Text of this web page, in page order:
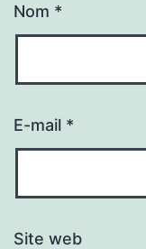
Nom *
E-mail *
Site web